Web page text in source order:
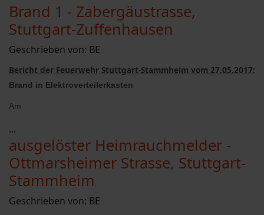
Brand 1 - Zabergäustrasse,
Stuttgart-Zuffenhausen
Geschrieben von: BE
Bericht der Feuerwehr Stuttgart-Stammheim vom 27.05.2017:
Brand in Elektroverteilerkasten
Am
...
ausgelöster Heimrauchmelder -
Ottmarsheimer Strasse, Stuttgart-
Stammheim
Geschrieben von: BE